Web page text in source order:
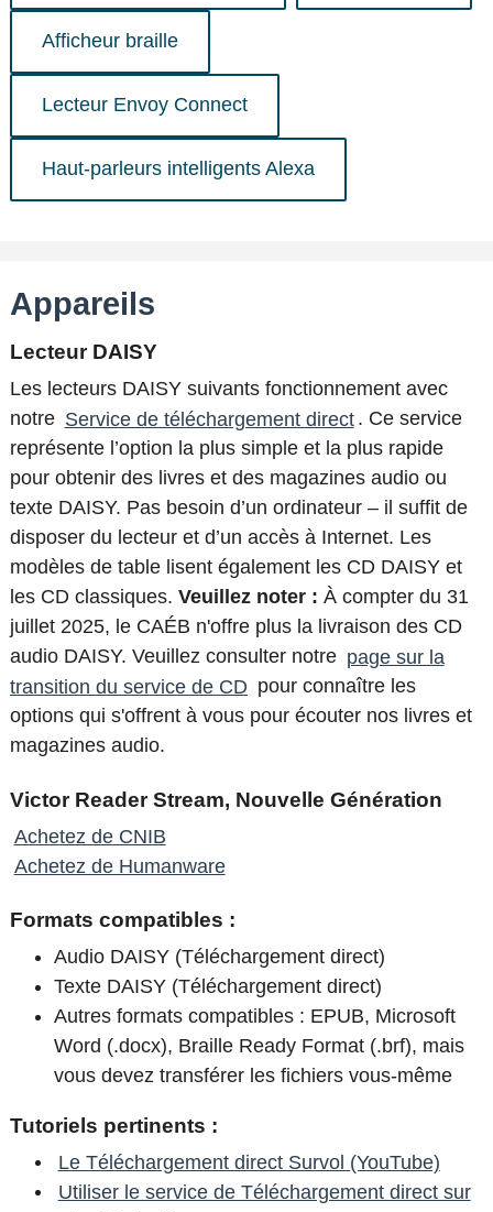
Afficheur braille
Lecteur Envoy Connect
Haut-parleurs intelligents Alexa
Appareils
Lecteur DAISY
Les lecteurs DAISY suivants fonctionnement avec
notre Service de téléchargement direct . Ce service
représente l’option la plus simple et la plus rapide
pour obtenir des livres et des magazines audio ou
texte DAISY. Pas besoin d’un ordinateur – il suffit de
disposer du lecteur et d’un accès à Internet. Les
modèles de table lisent également les CD DAISY et
les CD classiques. Veuillez noter : À compter du 31
juillet 2025, le CAÉB n'offre plus la livraison des CD
audio DAISY. Veuillez consulter notre page sur la
transition du service de CD pour connaître les
options qui s'offrent à vous pour écouter nos livres et
magazines audio.
Victor Reader Stream, Nouvelle Génération
Achetez de CNIB
Achetez de Humanware
Formats compatibles :
Audio DAISY (Téléchargement direct)
Texte DAISY (Téléchargement direct)
Autres formats compatibles : EPUB, Microsoft
Word (.docx), Braille Ready Format (.brf), mais
vous devez transférer les fichiers vous-même
Tutoriels pertinents :
Le Téléchargement direct Survol (YouTube)
Utiliser le service de Téléchargement direct sur